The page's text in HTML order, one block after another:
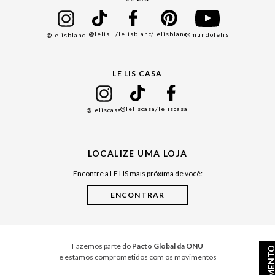
Black Friday
Cuidados Casa
@lelisblanc @lelis /lelisblanc/lelisblanc@mundolelis
LE LIS CASA
@leliscasa@leliscasa/leliscasa
LOCALIZE UMA LOJA
Encontre a LE LIS mais próxima de você:
Fazemos parte do Pacto Global da ONU
e estamos comprometidos com os movimentos